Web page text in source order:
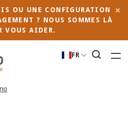
OU UNE CONFIGURATION
? NOUS SOMMES LÀ
VOUS AIDER.
FR